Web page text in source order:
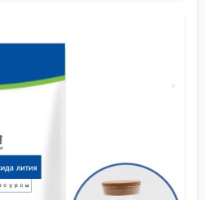
к сельхозхимии,
что география
30 стран. Для меня это
с логистикой и
В нашем деле, где
должна быть